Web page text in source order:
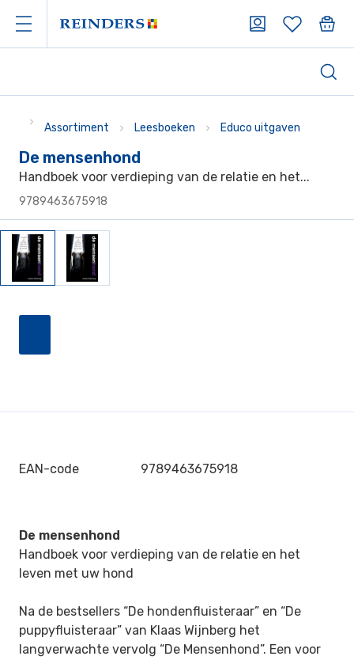
Assortiment Leesboeken Educo uitgaven
De mensenhond
Handboek voor verdieping van de relatie en het...
9789463675918
EAN-code 9789463675918
De mensenhond
Handboek voor verdieping van de relatie en het
leven met uw hond
Na de bestsellers “De hondenfluisteraar” en “De
puppyfluisteraar” van Klaas Wijnberg het
langverwachte vervolg “De Mensenhond”. Een voor